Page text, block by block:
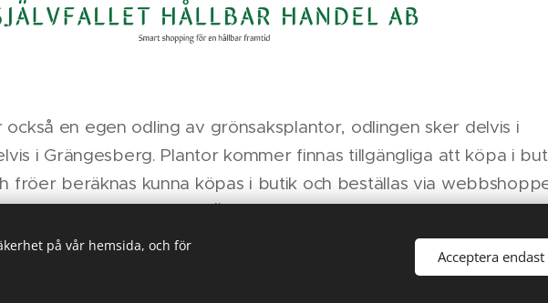
en egen odling av grönsaksplantor, odlingen sker delvis i
i Grängesberg. Plantor kommer finnas tillgängliga att köpa i
fröer beräknas kunna köpas i butik och beställas via
företaget hoppas på att bidra till ett ökat intresse för odling av
därmed, i det lilla, bidra till en ökad självförsörjning i samhället.
på vår hemsida, och för
Acceptera